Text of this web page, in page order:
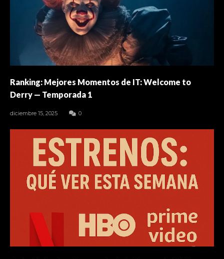
Ranking: Mejores Momentos de IT: Welcome to
Derry — Temporada 1
diciembre 15, 2025 0